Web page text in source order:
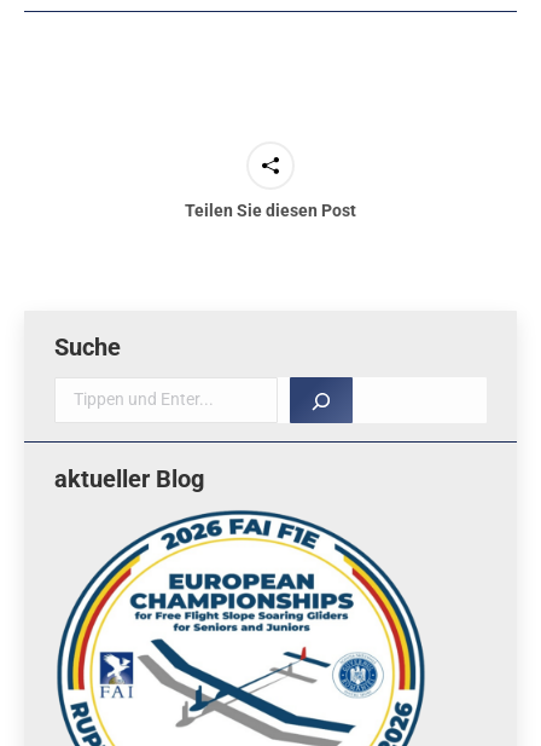
Teilen Sie diesen Post
Suche
Suche
aktueller Blog